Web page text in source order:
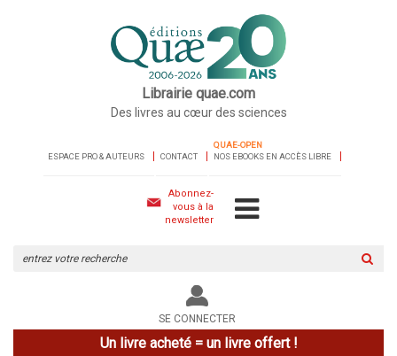
Librairie quae.com
Des livres au cœur des sciences
ESPACE PRO & AUTEURS CONTACT
QUAE-OPEN
NOS EBOOKS EN ACCÈS LIBRE
Abonnez-
vous à la
newsletter
le
site
SE CONNECTER
Un livre acheté = un livre offert !